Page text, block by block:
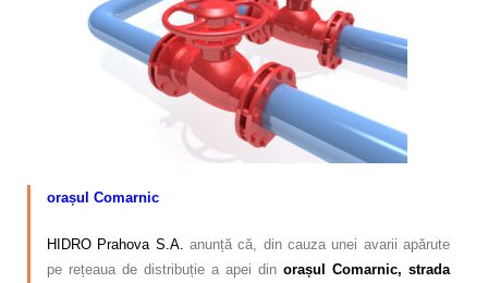
Calitatea apei
Comunicare
orașul Comarnic
HIDRO Prahova S.A. anunță că, din cauza unei avarii apărute
pe rețeaua de distribuție a apei din orașul Comarnic, strada